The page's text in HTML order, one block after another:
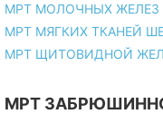
МРТ МОЛОЧНЫХ ЖЕЛЕЗ
МРТ МЯГКИХ ТКАНЕЙ
МРТ ЩИТОВИДНОЙ
МРТ